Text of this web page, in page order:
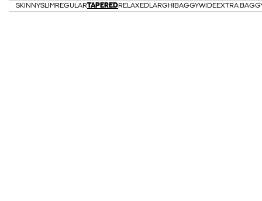
SKINNYSLIM REGULARTAPEREDRELAXEDLARGHI BAGGYWIDEEXTRA